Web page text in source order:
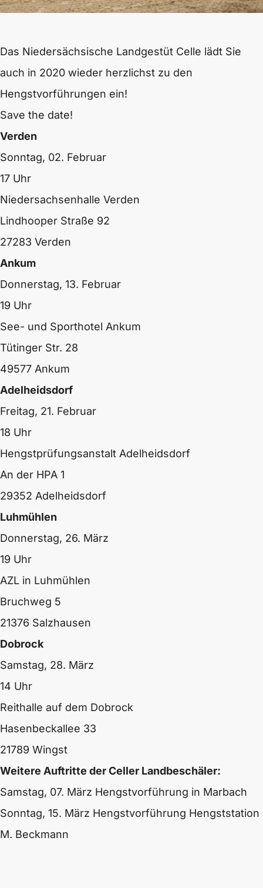
Das Niedersächsische Landgestüt Celle lädt Sie
auch in 2020 wieder herzlichst zu den
Hengstvorführungen ein!
Save the date!
Verden
Sonntag, 02. Februar
17 Uhr
Niedersachsenhalle Verden
Lindhooper Straße 92
27283 Verden
Ankum
Donnerstag, 13. Februar
19 Uhr
See- und Sporthotel Ankum
Tütinger Str. 28
49577 Ankum
Adelheidsdorf
Freitag, 21. Februar
18 Uhr
Hengstprüfungsanstalt Adelheidsdorf
An der HPA 1
29352 Adelheidsdorf
Luhmühlen
Donnerstag, 26. März
19 Uhr
AZL in Luhmühlen
Bruchweg 5
21376 Salzhausen
Dobrock
Samstag, 28. März
14 Uhr
Reithalle auf dem Dobrock
Hasenbeckallee 33
21789 Wingst
Weitere Auftritte der Celler Landbeschäler:
Samstag, 07. März Hengstvorführung in Marbach
Sonntag, 15. März Hengstvorführung Hengststation
M. Beckmann